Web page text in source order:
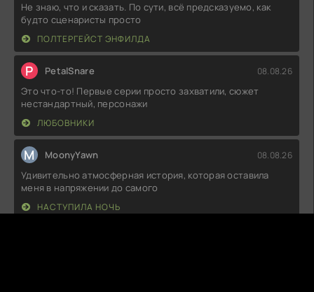
Не знаю, что и сказать. По сути, всё предсказуемо, как
будто сценаристы просто
ПОЛТЕРГЕЙСТ ЭНФИЛДА
P PetalSnare 08.08.26
Это что-то! Первые серии просто захватили, сюжет
нестандартный, персонажи
ЛЮБОВНИКИ
M MoonyYawn 08.08.26
Удивительно атмосферная история, которая оставила
меня в напряжении до самого
НАСТУПИЛА НОЧЬ